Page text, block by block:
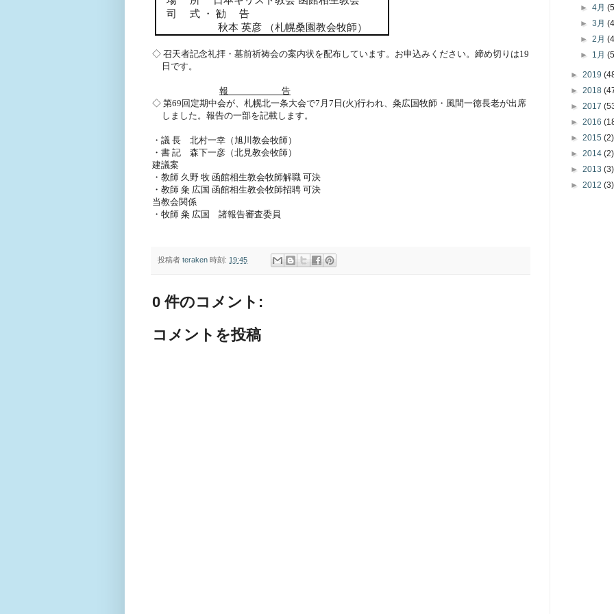
司 式 ・ 勧 告
秋本 英彦 （札幌桑園教会牧師）
◇ 召天者記念礼拝・墓前祈祷会の案内状を配布しています。お申込みください。締め切りは19
日です。
報 告
◇ 第69 回定期中会が、札幌北一条大会で7 月 7 日 (火)行われ、粂広国牧師・風間一徳長老が出席
しました。報告の一部を記載します。
・議 長 北村一幸（旭川教会牧師）
・書 記 森下一彦（北見教会牧師）
建議案
・教師 久野 牧 函館相生教会牧師解職 可決
・教師 粂 広国 函館相生教会牧師招聘 可決
当教会関係
・牧師 粂 広国 諸報告審査委員
投稿者 teraken 時刻: 19:45
0 件のコメント:
コメントを投稿
►4月
►3月
►2月
► 1月
► 2019
► 2018
► 2017
► 2016
► 2015 (2)
► 2014 (2)
► 2013 (3)
► 2012 (3)